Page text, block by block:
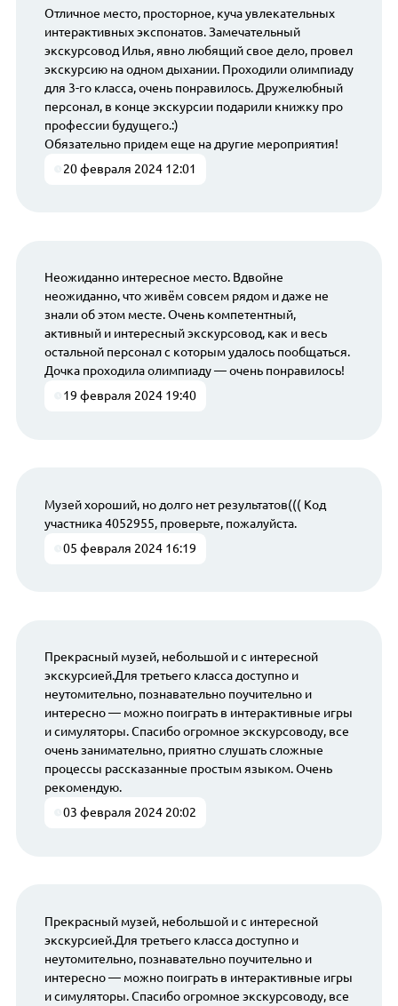
Отличное место, просторное, куча увлекательных
интерактивных экспонатов. Замечательный
экскурсовод Илья, явно любящий свое дело, провел
экскурсию на одном дыхании. Проходили олимпиаду
для 3-го класса, очень понравилось. Дружелюбный
персонал, в конце экскурсии подарили книжку про
профессии будущего.:)
Обязательно придем еще на другие мероприятия!
20 февраля 2024 12:01
Неожиданно интересное место. Вдвойне
неожиданно, что живём совсем рядом и даже не
знали об этом месте. Очень компетентный,
активный и интересный экскурсовод, как и весь
остальной персонал с которым удалось пообщаться.
Дочка проходила олимпиаду — очень понравилось!
19 февраля 2024 19:40
Музей хороший, но долго нет результатов((( Код
участника 4052955, проверьте, пожалуйста.
05 февраля 2024 16:19
Прекрасный музей, небольшой и с интересной
экскурсией.Для третьего класса доступно и
неутомительно, познавательно поучительно и
интересно — можно поиграть в интерактивные игры
и симуляторы. Спасибо огромное экскурсоводу, все
очень занимательно, приятно слушать сложные
процессы рассказанные простым языком. Очень
рекомендую.
03 февраля 2024 20:02
Прекрасный музей, небольшой и с интересной
экскурсией.Для третьего класса доступно и
неутомительно, познавательно поучительно и
интересно — можно поиграть в интерактивные игры
и симуляторы. Спасибо огромное экскурсоводу, все